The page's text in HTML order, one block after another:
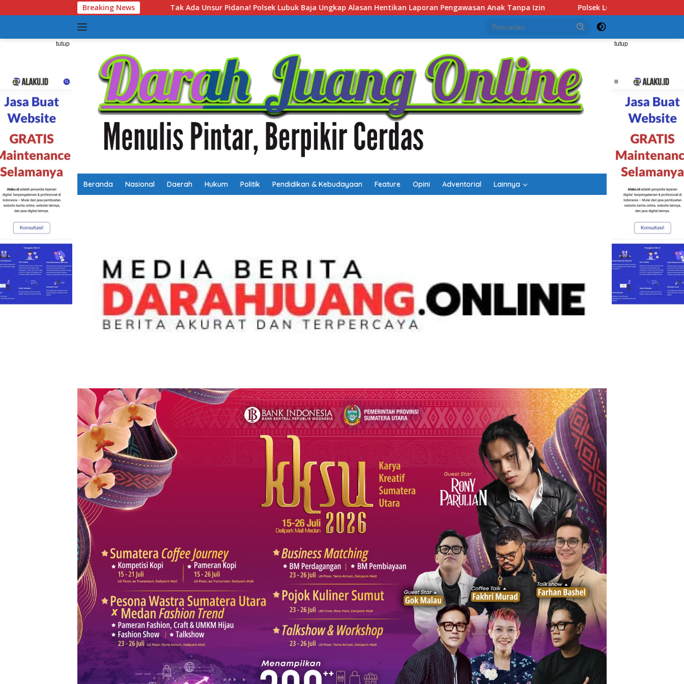
ke
Breaking News
Tak Ada Unsur Pidana! Polsek Lubuk Baja Ungkap Alasan Hentikan Laporan Pengawasan Anak Tanpa Izin Polsek Lubuk Baja Amankan Dua Tersangka Beserta 74
tutup tutup
Beranda Nasional Daerah Hukum Politik Pendidikan & Kebudayaan Feature Opini Adventorial Lainnya